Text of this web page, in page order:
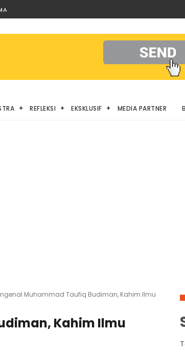
REFLEKSI EKSKLUSIF MEDIA PARTNER
Muhammad Taufiq Budiman, Kahim Ilmu
Kahim Ilmu